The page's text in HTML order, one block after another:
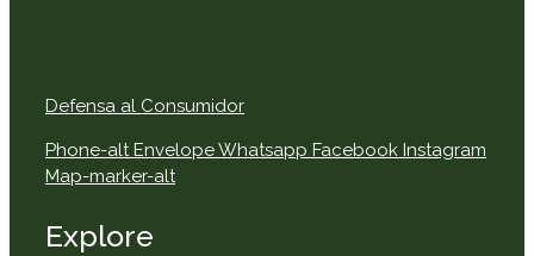
Defensa al Consumidor
Phone-alt EnvelopeWhatsapp Facebook Instagram
Map-marker-alt
Explore